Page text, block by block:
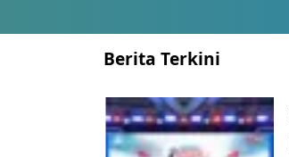
Berita Terkini